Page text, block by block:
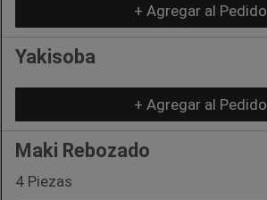
+ Agregar al Pedido
Yakisoba
+ Agregar al Pedido
Maki Rebozado
4 Piezas